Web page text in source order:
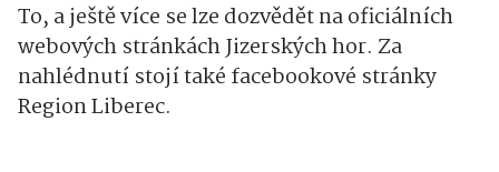
To, a ještě více se lze dozvědět na oficiálních
webových stránkách Jizerských hor. Za
nahlédnutí stojí také facebookové stránky
Region Liberec.